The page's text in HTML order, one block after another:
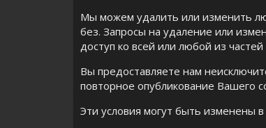
Мы можем удалить или изменить
без. Запросы на удаление или
доступ ко всей или любой из
Вы предоставляете нам
повторное опубликование Вашего
Эти условия могут быть изменены